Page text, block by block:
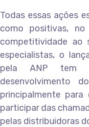
Todas essas ações
como positivas,
competitividade ao
especialistas, o
pela ANP tem
desenvolvimento
principalmente para
participar das
pelas distribuidoras